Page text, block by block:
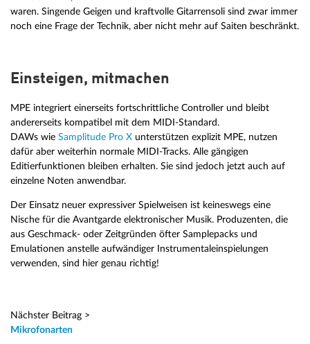
waren. Singende Geigen und kraftvolle Gitarrensoli sind zwar immer
noch eine Frage der Technik, aber nicht mehr auf Saiten beschränkt.
Einsteigen, mitmachen
MPE integriert einerseits fortschrittliche Controller und bleibt
andererseits kompatibel mit dem MIDI-Standard.
DAWs wie Samplitude Pro X unterstützen explizit MPE, nutzen
dafür aber weiterhin normale MIDI-Tracks. Alle gängigen
Editierfunktionen bleiben erhalten. Sie sind jedoch jetzt auch auf
einzelne Noten anwendbar.
Der Einsatz neuer expressiver Spielweisen ist keineswegs eine
Nische für die Avantgarde elektronischer Musik. Produzenten, die
aus Geschmack- oder Zeitgründen öfter Samplepacks und
Emulationen anstelle aufwändiger Instrumentaleinspielungen
verwenden, sind hier genau richtig!
Nächster Beitrag >
Mikrofonarten